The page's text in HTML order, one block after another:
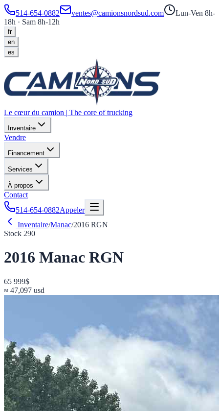
514-654-0882 ventes@camionsnordsud.com
Lun-Ven 8h-
18h · Sam 8h-12h
fr
en
es
Le cœur du camion | The core of trucking
Inventaire
Vendre
Financement
Services
À propos
Contact
514-654-0882Appeler
Inventaire/Manac/2016 RGN
Stock 290
2016 Manac RGN
65 999$
≈ 47,097 usd